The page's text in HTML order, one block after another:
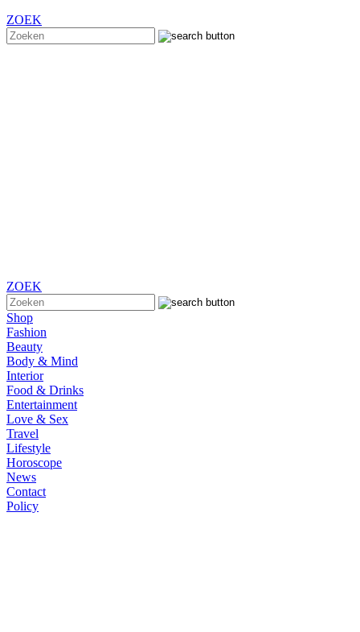
ZOEK
ZOEK
Shop
Fashion
Beauty
Body & Mind
Interior
Food & Drinks
Entertainment
Love & Sex
Travel
Lifestyle
Horoscope
News
Contact
Policy